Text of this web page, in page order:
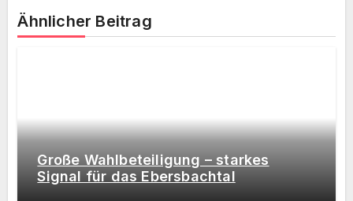
Ähnlicher Beitrag
Große Wahlbeteiligung – starkes
Signal für das Ebersbachtal